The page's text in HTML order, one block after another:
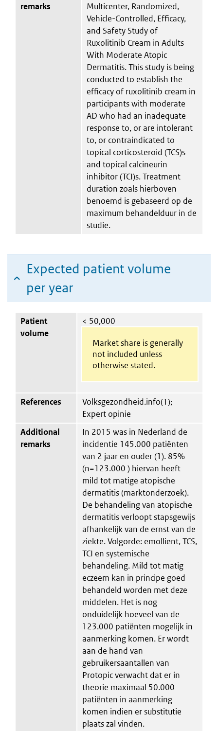
remarks
Multicenter, Randomized,
Vehicle-Controlled, Efficacy,
and Safety Study of
Ruxolitinib Cream in Adults
With Moderate Atopic
Dermatitis. This study is being
conducted to establish the
efficacy of ruxolitinib cream in
participants with moderate
AD who had an inadequate
response to, or are intolerant
to, or contraindicated to
topical corticosteroid (TCS)s
and topical calcineurin
inhibitor (TCI)s. Treatment
duration zoals hierboven
benoemd is gebaseerd op de
maximum behandelduur in de
studie.
Expected patient volume
per year
Patient
volume
< 50,000
Market share is generally
not included unless
otherwise stated.
References
Volksgezondheid.info(1);
Expert opinie
Additional
remarks
In 2015 was in Nederland de
incidentie 145.000 patiënten
van 2 jaar en ouder (1). 85%
(n=123.000 ) hiervan heeft
mild tot matige atopische
dermatitis (marktonderzoek).
De behandeling van atopische
dermatitis verloopt stapsgewijs
afhankelijk van de ernst van de
ziekte. Volgorde: emollient, TCS,
TCI en systemische
behandeling. Mild tot matig
eczeem kan in principe goed
behandeld worden met deze
middelen. Het is nog
onduidelijk hoeveel van de
123.000 patiënten mogelijk in
aanmerking komen. Er wordt
aan de hand van
gebruikersaantallen van
Protopic verwacht dat er in
theorie maximaal 50.000
patiënten in aanmerking
komen indien er substitutie
plaats zal vinden.